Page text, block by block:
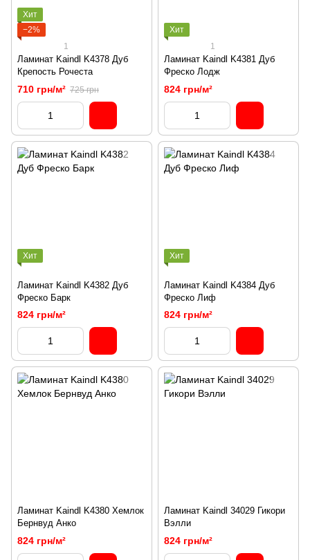
Хит
−2%
1
Ламинат Kaindl K4378 Дуб
Крепость Рочеста
710 грн/м² 725 грн
Хит
1
Ламинат Kaindl K4381 Дуб
Фреско Лодж
824 грн/м²
Хит
Ламинат Kaindl K4382 Дуб
Фреско Барк
824 грн/м²
Хит
Ламинат Kaindl K4384 Дуб
Фреско Лиф
824 грн/м²
Ламинат Kaindl K4380 Хемлок
Бернвуд Анко
824 грн/м²
Ламинат Kaindl 34029 Гикори
Вэлли
824 грн/м²